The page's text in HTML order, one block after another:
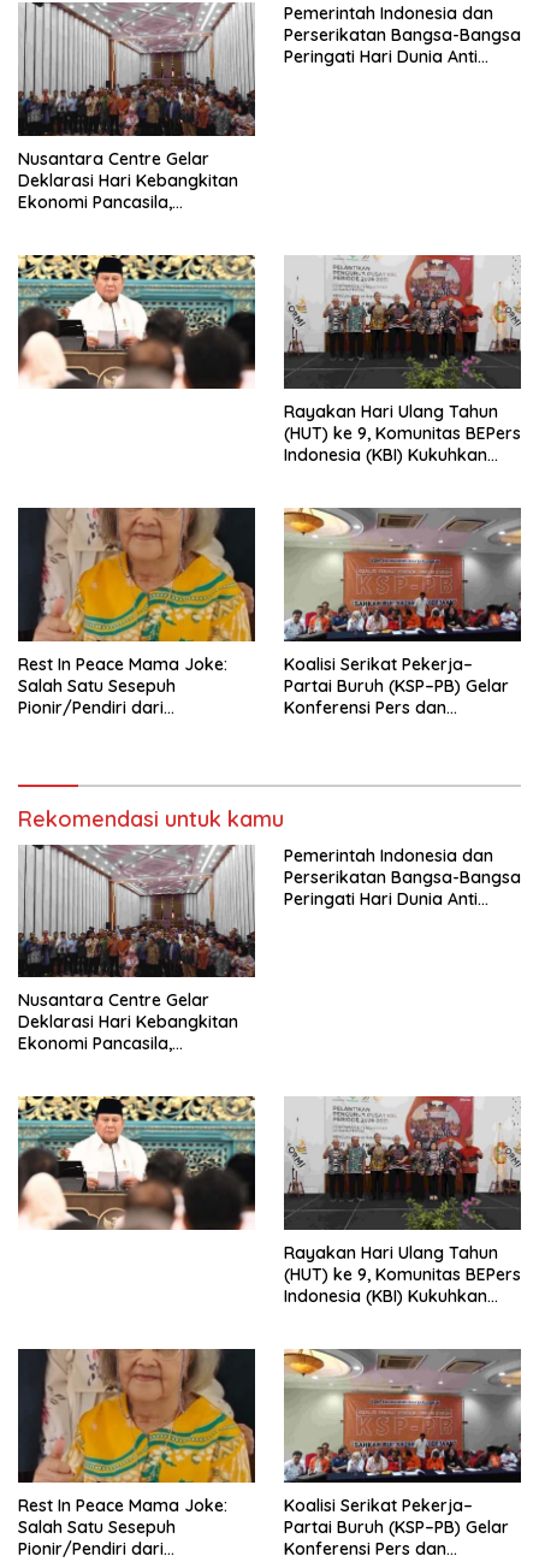
Nusantara Centre Gelar
Deklarasi Hari Kebangkitan
Ekonomi Pancasila,
Penjajahan (Pergolakan
Ekonomi Politik Indonesia) &
Simposium Nasional “Urgensi
Undang-Undang
Perekonomian Nasional dan
Kesejahteraan Sosial dalam
Pemerintah Indonesia dan
Perserikatan Bangsa-Bangsa
Peringati Hari Dunia Anti
Rayakan Hari Ulang Tahun
(HUT) ke 9, Komunitas BEPers
Indonesia (KBI) Kukuhkan
Tema: “Penguatan dan
Pengembangan Organisasi
KBI yang Berbasis Riset di
seluruh Indonesia dan
Mancanegara”.
Rest In Peace Mama Joke:
Salah Satu Sesepuh
Pionir/Pendiri dari
Kasih Allah.
Koalisi Serikat Pekerja–
Partai Buruh (KSP–PB) Gelar
Konferensi Pers dan
RUU Ketenagakerjaan Baru.
Rekomendasi untuk kamu
Nusantara Centre Gelar
Deklarasi Hari Kebangkitan
Ekonomi Pancasila,
Penjajahan (Pergolakan
Ekonomi Politik Indonesia) &
Simposium Nasional “Urgensi
Undang-Undang
Perekonomian Nasional dan
Kesejahteraan Sosial dalam
Pemerintah Indonesia dan
Perserikatan Bangsa-Bangsa
Peringati Hari Dunia Anti
Rayakan Hari Ulang Tahun
(HUT) ke 9, Komunitas BEPers
Indonesia (KBI) Kukuhkan
Tema: “Penguatan dan
Pengembangan Organisasi
KBI yang Berbasis Riset di
seluruh Indonesia dan
Mancanegara”.
Rest In Peace Mama Joke:
Salah Satu Sesepuh
Pionir/Pendiri dari
Koalisi Serikat Pekerja–
Partai Buruh (KSP–PB) Gelar
Konferensi Pers dan